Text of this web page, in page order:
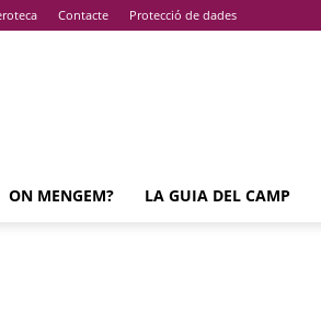
Contacte Protecció de dades
ON MENGEM? LA GUIA DEL CAMP